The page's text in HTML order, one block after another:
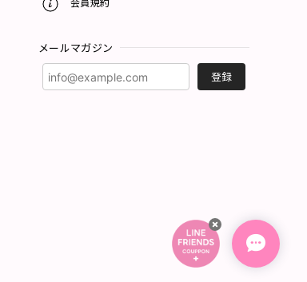
会員規約
メールマガジン
登録